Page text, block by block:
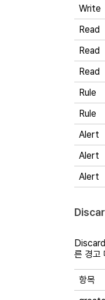
Write
Read
Read
Read
Rule
Rule
Alert
Alert
Alert
른 경고
항목